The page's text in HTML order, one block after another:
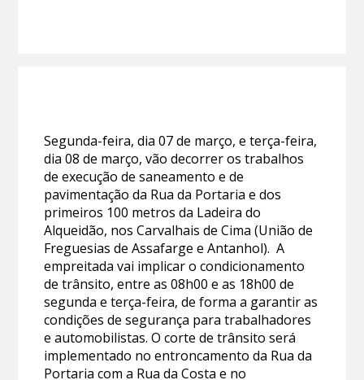
Segunda-feira, dia 07 de março, e terça-feira,
dia 08 de março, vão decorrer os trabalhos
de execução de saneamento e de
pavimentação da Rua da Portaria e dos
primeiros 100 metros da Ladeira do
Alqueidão, nos Carvalhais de Cima (União de
Freguesias de Assafarge e Antanhol). A
empreitada vai implicar o condicionamento
de trânsito, entre as 08h00 e as 18h00 de
segunda e terça-feira, de forma a garantir as
condições de segurança para trabalhadores
e automobilistas. O corte de trânsito será
implementado no entroncamento da Rua da
Portaria com a Rua da Costa e no